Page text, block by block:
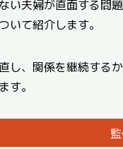
い夫婦が直面する問
いて紹介します。
し、関係を継続する
す。